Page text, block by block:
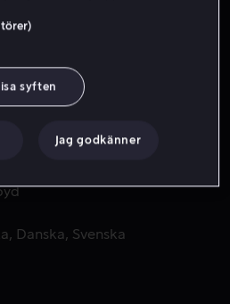
och unga Lady Macbeth säljs
och unga Lady Macbeth säljs
men vägrar finna sig i sin
Pugh Cosmo Jarvis
Danska Svenska
syften
Jag godkänner